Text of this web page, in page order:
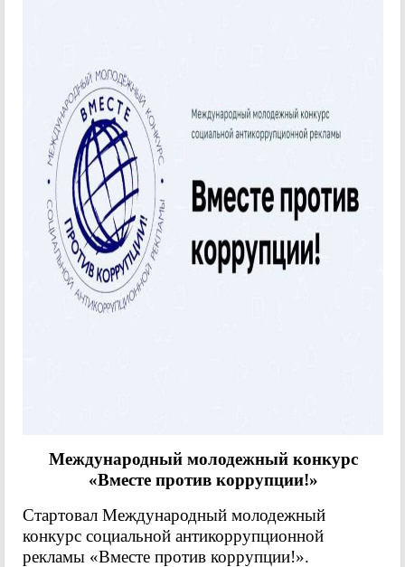
Международный молодежный конкурс
«Вместе против коррупции!»
Стартовал Международный молодежный
конкурс социальной антикоррупционной
рекламы «Вместе против коррупции!».